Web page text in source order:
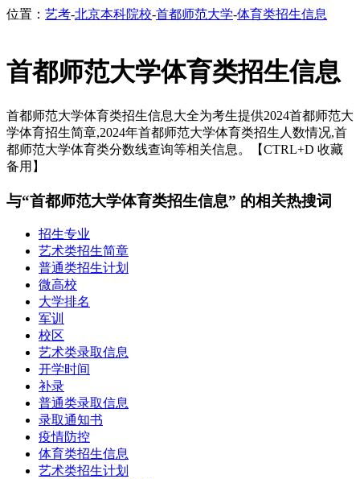
位置： 艺考-北京本科院校-首都师范大学-体育类招生信息
首都师范大学体育类招生信息
首都师范大学体育类招生信息大全为考生提供2024首都师范大
学体育招生简章,2024年首都师范大学体育类招生人数情况,首
都师范大学体育类分数线查询等相关信息。【CTRL+D 收藏
备用】
与“首都师范大学体育类招生信息” 的相关热搜词
招生专业
艺术类招生简章
普通类招生计划
微高校
大学排名
军训
校区
艺术类录取信息
开学时间
补录
普通类录取信息
录取通知书
疫情防控
体育类招生信息
艺术类招生计划